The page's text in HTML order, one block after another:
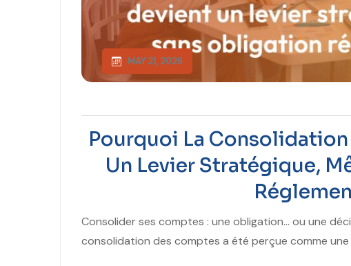
Pourquoi La
Un Levier Stratégique,
MAY 21, 2026
Consolider ses comptes : une obligation… ou une
consolidation des comptes a été perçue comme